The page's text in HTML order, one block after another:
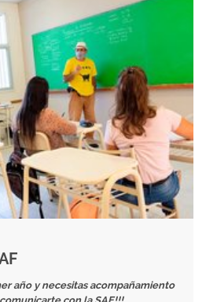
año y necesitas acompañamiento